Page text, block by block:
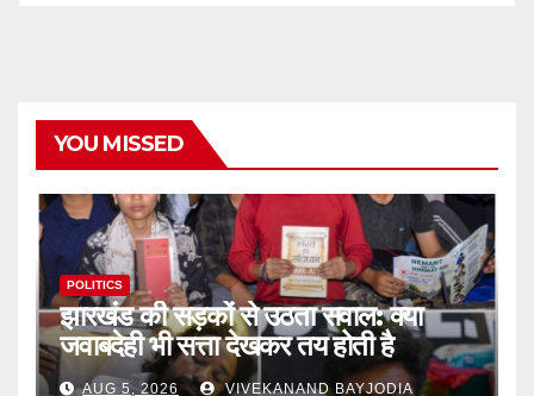
YOU MISSED
POLITICS
झारखंड की सड़कों से उठता सवाल: क्या
जवाबदेही भी सत्ता देखकर तय होती है
AUG 5, 2026 VIVEKANAND BAYJODIA